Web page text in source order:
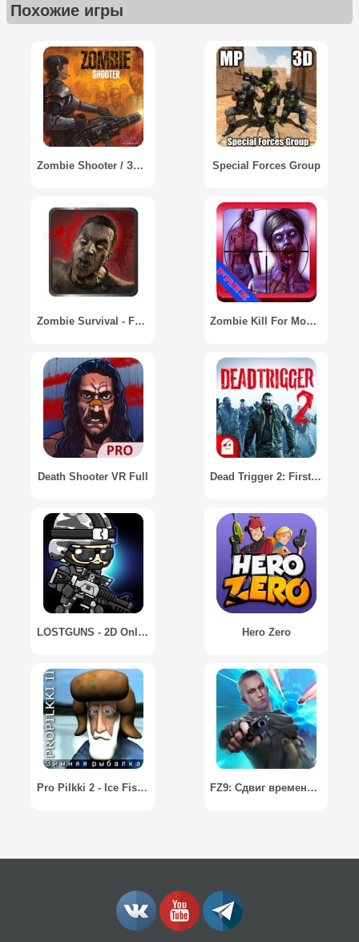
Похожие игры
Zombie Shooter / Зомби Шутер Special Forces Group
Zombie Survival - FPS шутер 3D Zombie Kill For Money 3D Shooter / Зомби Убивают Забабло Шутер 3D
Death Shooter VR Full Dead Trigger 2: First Person Zombie Shooter Game
LOSTGUNS - 2D Online Shooter Hero Zero
Pro Pilkki 2 - Ice Fishing Game FZ9: Сдвиг времени / FZ9: Timeshift